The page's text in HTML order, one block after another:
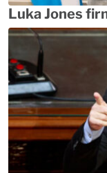
Luka Jones